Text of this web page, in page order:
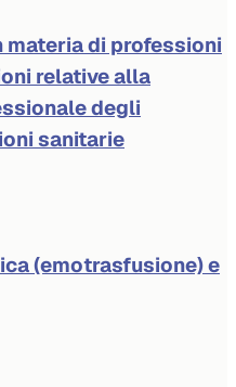
materia di professioni
relative alla
degli
sanitarie
(emotrasfusione) e